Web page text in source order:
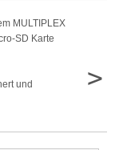
MULTIPLEX
SD Karte
und
>